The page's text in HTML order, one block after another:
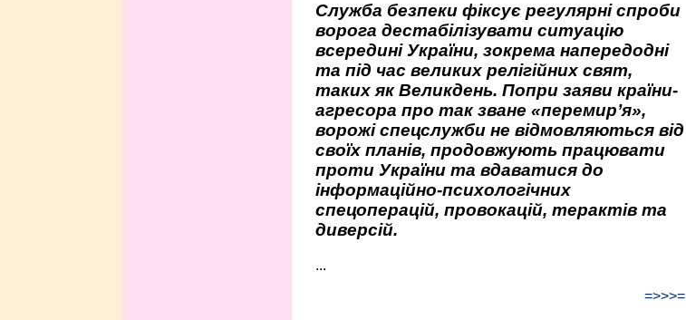
Служба безпеки фіксує регулярні спроби
ворога дестабілізувати ситуацію
всередині України, зокрема напередодні
та під час великих релігійних свят,
таких як Великдень. Попри заяви країни-
агресора про так зване «перемир’я»,
ворожі спецслужби не відмовляються від
своїх планів, продовжують працювати
проти України та вдаватися до
інформаційно-психологічних
спецоперацій, провокацій, терактів та
диверсій.
...
=>>>=